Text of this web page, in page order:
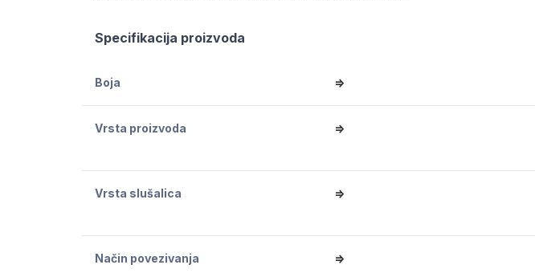
Specifikacija proizvoda
Boja =>
Vrsta proizvoda =>
Vrsta slušalica =>
Način povezivanja =>